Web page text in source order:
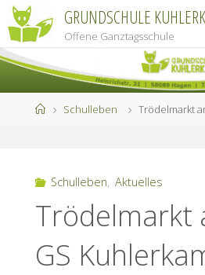
Zum
Inhalt
springen
GRUNDSCHULE
Offene Ganztagsschule
StartSchulleben Trödelmarkt
Schulleben, Aktuelles
Trödelmarkt
GS